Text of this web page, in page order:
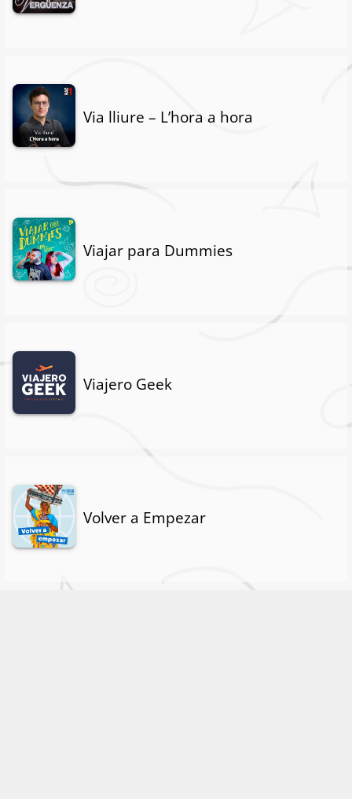
Via lliure – L’hora a hora
Viajar para Dummies
Viajero Geek
Volver a Empezar